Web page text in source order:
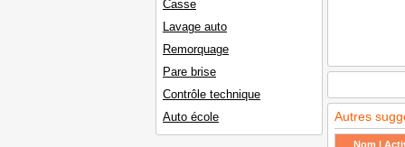
Casse
Lavage auto
Remorquage
Pare brise
Contrôle technique
Auto école
Autres
Nom |